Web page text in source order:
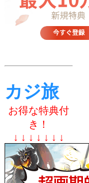
カジ旅
お得な特典付
き！
↓ ↓ ↓ ↓ ↓ ↓ ↓